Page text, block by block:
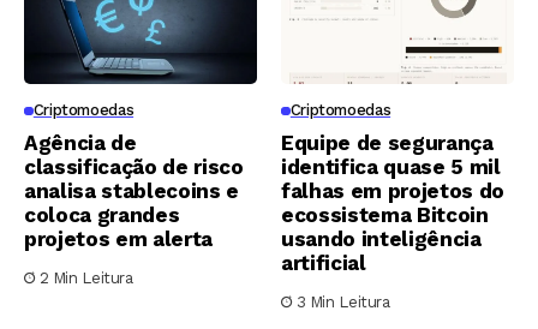
Criptomoedas
Agência de
classificação de risco
analisa stablecoins e
coloca grandes
projetos em alerta
2 Min Leitura
Criptomoedas
Equipe de segurança
identifica quase 5 mil
falhas em projetos do
ecossistema Bitcoin
usando inteligência
artificial
3 Min Leitura